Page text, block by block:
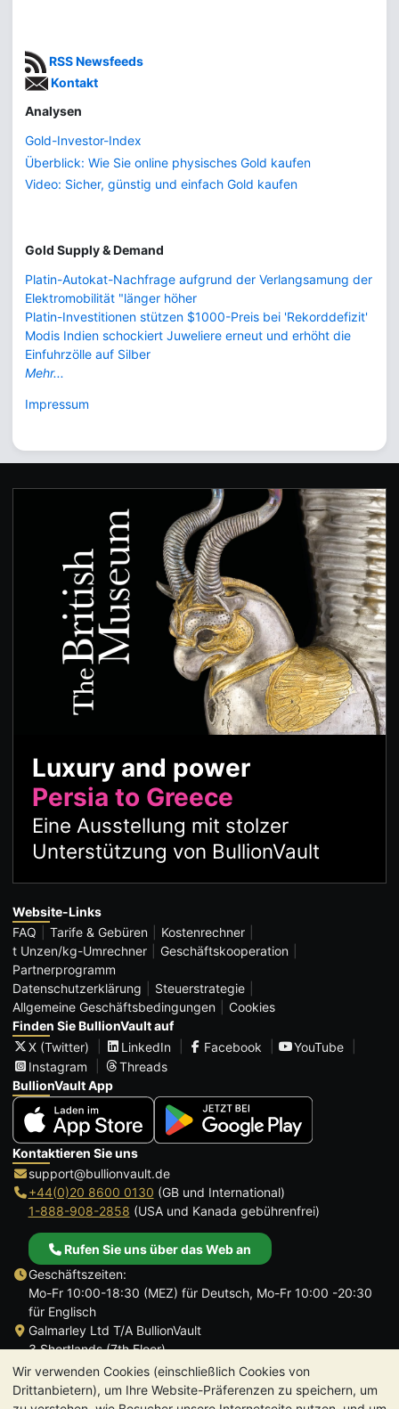
Wir verwenden Cookies (einschließlich Cookies von
Drittanbietern), um Ihre Website-Präferenzen zu speichern, um
RSS Newsfeeds
Kontakt
Analysen
Gold-Investor-Index
Überblick: Wie Sie online physisches Gold kaufen
Video: Sicher, günstig und einfach Gold kaufen
Gold Supply & Demand
Platin-Autokat-Nachfrage aufgrund der Verlangsamung der
Elektromobilität "länger höher
Platin-Investitionen stützen $1000-Preis bei 'Rekorddefizit'
Modis Indien schockiert Juweliere erneut und erhöht die
Einfuhrzölle auf Silber
Mehr...
Impressum
Luxury and power
Persia to Greece
Eine Ausstellung mit stolzer
Unterstützung von BullionVault
Website-Links
FAQ
Tarife & Gebüren
Kostenrechner
t Unzen/kg-Umrechner
Geschäftskooperation
Partnerprogramm
Datenschutzerklärung
Steuerstrategie
Allgemeine Geschäftsbedingungen
Cookies
Finden Sie BullionVault auf
X (Twitter)
LinkedIn Facebook
YouTube
Instagram
Threads
BullionVault App
Kontaktieren Sie uns
support@bullionvault.de
+44(0)20 8600 0130 (GB und International)
1-888-908-2858 (USA und Kanada gebührenfrei)
Rufen Sie uns über das Web an
Geschäftszeiten:
Mo-Fr 10:00-18:30 (MEZ) für Deutsch, Mo-Fr 10:00 -20:30
für Englisch
Galmarley Ltd T/A BullionVault
3 Shortlands (7th Floor)
Hammersmith
London
W6 8DA